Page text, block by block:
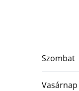
Szombat
Vasárnap